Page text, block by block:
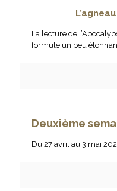
La lecture de
formule un peu
Deuxième
Du 27 avril au 3 mai